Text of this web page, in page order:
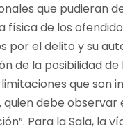
que pudieran
física de los
por el delito y su
de la posibilidad de
que son
quien debe observar
Para la Sala, la